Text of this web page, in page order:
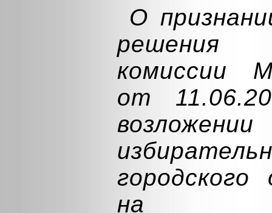
О
решения
комиссии
от
городского
на